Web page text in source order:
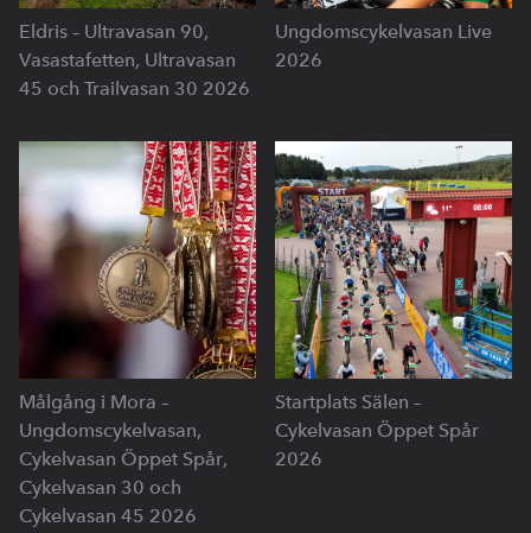
Eldris – Ultravasan 90,
Vasastafetten, Ultravasan
45 och Trailvasan 30 2026
Ungdomscykelvasan Live
2026
Målgång i Mora –
Ungdomscykelvasan,
Cykelvasan Öppet Spår,
Cykelvasan 30 och
Cykelvasan 45 2026
Startplats Sälen –
Cykelvasan Öppet Spår
2026